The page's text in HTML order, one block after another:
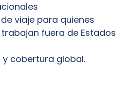
viaje para quienes
fuera de Estados
cobertura global.